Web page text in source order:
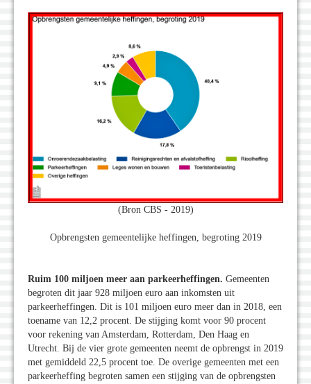
(Bron CBS - 2019)
Opbrengsten gemeentelijke heffingen, begroting 2019
Ruim 100 miljoen meer aan parkeerheffingen. Gemeenten
begroten dit jaar 928 miljoen euro aan inkomsten uit
parkeerheffingen. Dit is 101 miljoen euro meer dan in 2018, een
toename van 12,2 procent. De stijging komt voor 90 procent
voor rekening van Amsterdam, Rotterdam, Den Haag en
Utrecht. Bij de vier grote gemeenten neemt de opbrengst in 2019
met gemiddeld 22,5 procent toe. De overige gemeenten met een
parkeerheffing begroten samen een stijging van de opbrengsten